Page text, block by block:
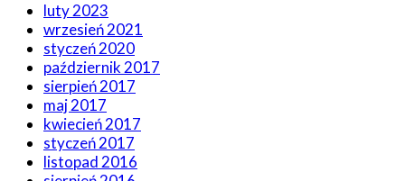
luty 2023
wrzesień 2021
styczeń 2020
październik 2017
sierpień 2017
maj 2017
kwiecień 2017
styczeń 2017
listopad 2016